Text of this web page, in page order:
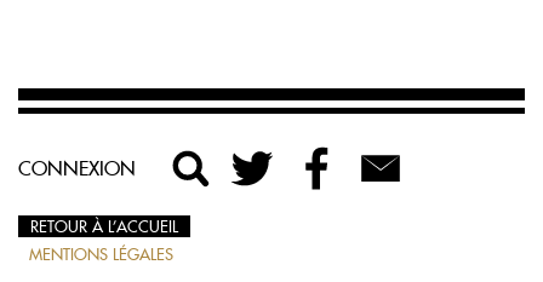
CONNEXION
RETOUR À L’ACCUEIL
MENTIONS LÉGALES